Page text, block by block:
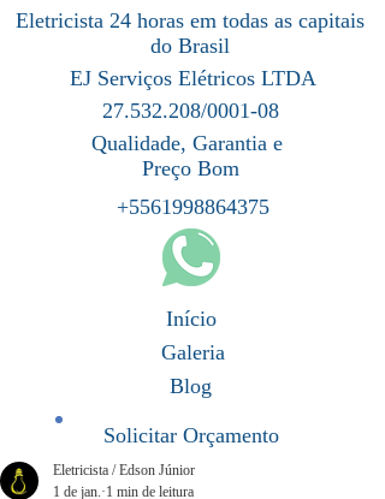
EJ Serviços Elétricos LTDA
+5561998864375
27.532.208/0001-08
Início
Galeria
Blog
Eletricista 24 horas em todas as capitais
do Brasil
Solicitar Orçamento
Qualidade, Garantia e
Preço Bom
Eletricista / Edson Júnior
1 de jan. 1 min de leitura